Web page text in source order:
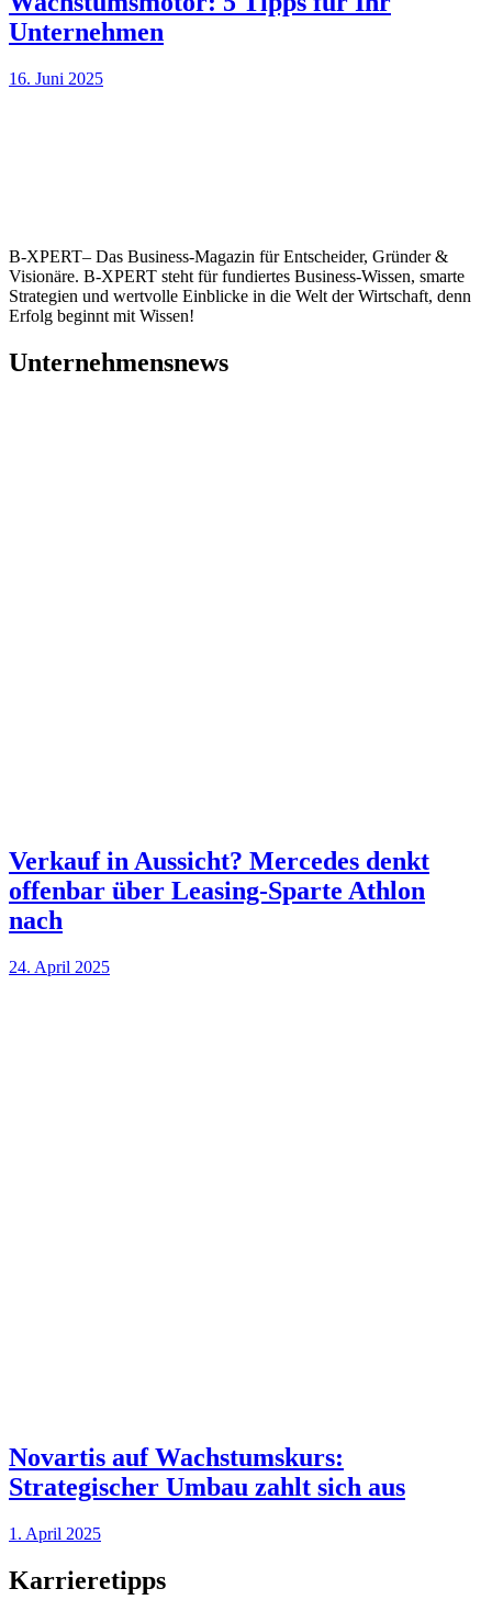
Unternehmen
16. Juni 2025
B-XPERT– Das Business-Magazin für Entscheider, Gründer &
Visionäre. B-XPERT steht für fundiertes Business-Wissen, smarte
Strategien und wertvolle Einblicke in die Welt der Wirtschaft, denn
Erfolg beginnt mit Wissen!
Unternehmensnews
Verkauf in Aussicht? Mercedes denkt
offenbar über Leasing-Sparte Athlon
nach
24. April 2025
Novartis auf Wachstumskurs:
Strategischer Umbau zahlt sich aus
1. April 2025
Karrieretipps